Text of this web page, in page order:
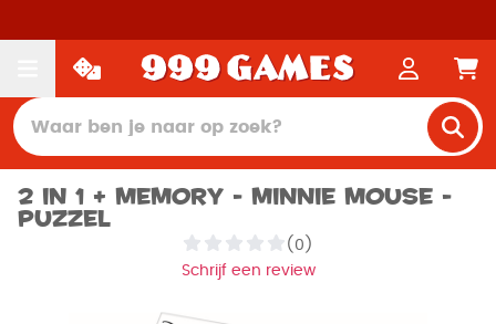
2 in 1 + memory - Minnie Mouse -
Puzzel
(0)
Schrijf een review